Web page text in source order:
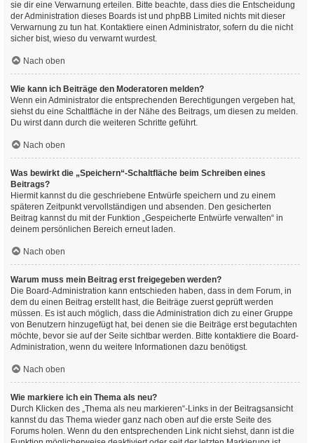
sie dir eine Verwarnung erteilen. Bitte beachte, dass dies die Entscheidung
der Administration dieses Boards ist und phpBB Limited nichts mit dieser
Verwarnung zu tun hat. Kontaktiere einen Administrator, sofern du die nicht
sicher bist, wieso du verwarnt wurdest.
Nach oben
Wie kann ich Beiträge den Moderatoren melden?
Wenn ein Administrator die entsprechenden Berechtigungen vergeben hat,
siehst du eine Schaltfläche in der Nähe des Beitrags, um diesen zu melden.
Du wirst dann durch die weiteren Schritte geführt.
Nach oben
Was bewirkt die „Speichern“-Schaltfläche beim Schreiben eines
Beitrags?
Hiermit kannst du die geschriebene Entwürfe speichern und zu einem
späteren Zeitpunkt vervollständigen und absenden. Den gesicherten
Beitrag kannst du mit der Funktion „Gespeicherte Entwürfe verwalten“ in
deinem persönlichen Bereich erneut laden.
Nach oben
Warum muss mein Beitrag erst freigegeben werden?
Die Board-Administration kann entschieden haben, dass in dem Forum, in
dem du einen Beitrag erstellt hast, die Beiträge zuerst geprüft werden
müssen. Es ist auch möglich, dass die Administration dich zu einer Gruppe
von Benutzern hinzugefügt hat, bei denen sie die Beiträge erst begutachten
möchte, bevor sie auf der Seite sichtbar werden. Bitte kontaktiere die Board-
Administration, wenn du weitere Informationen dazu benötigst.
Nach oben
Wie markiere ich ein Thema als neu?
Durch Klicken des „Thema als neu markieren“-Links in der Beitragsansicht
kannst du das Thema wieder ganz nach oben auf die erste Seite des
Forums holen. Wenn du den entsprechenden Link nicht siehst, dann ist die